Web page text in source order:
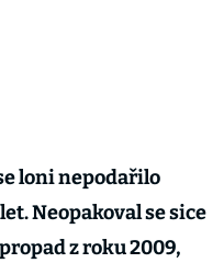
loni nepodařilo
Neopakoval se sice
z roku 2009,